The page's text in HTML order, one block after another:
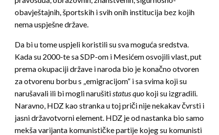
obavještajnih, športskih i svih onih institucija bez kojih
nema uspješne države.
Da bi u tome uspjeli koristili su sva moguća sredstva.
Kada su 2000-te sa SDP-om i Mesićem osvojili vlast, put
prema okupaciji države i naroda bio je konačno otvoren
za otvorenu borbu s „emigracijom“ i sa svima koji su
narušavali ili bi mogli narušitistatus quo koji su izgradili.
Naravno, HDZ kao stranka u toj priči nije nekakav čvrsti i
jasni državotvorni element. HDZ je od nastanka bio samo
mekša varijanta komunističke partije kojeg su komunisti